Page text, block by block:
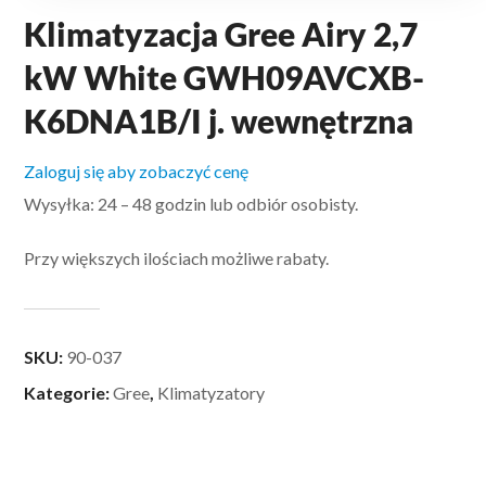
Klimatyzacja Gree Airy 2,7
kW White GWH09AVCXB-
K6DNA1B/I j. wewnętrzna
Zaloguj się aby zobaczyć cenę
Wysyłka: 24 – 48 godzin lub odbiór osobisty.
Przy większych ilościach możliwe rabaty.
SKU: 90-037
Kategorie:Gree Klimatyzatory